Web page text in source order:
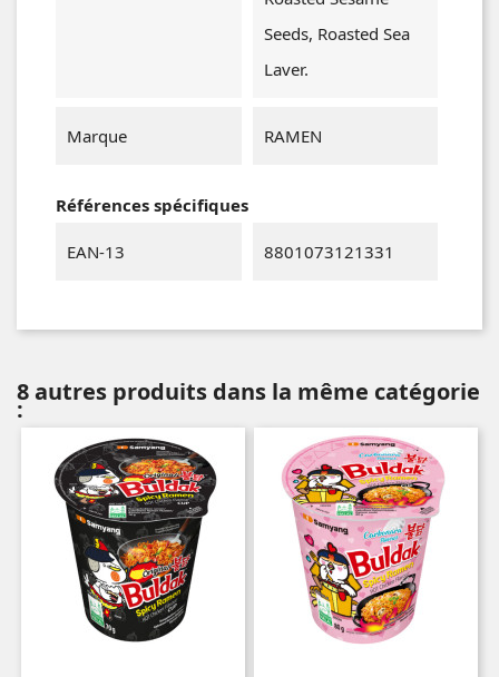
Seeds, Roasted Sea
Laver.
Marque RAMEN
Références spécifiques
EAN-13 8801073121331
8 autres produits dans la même catégorie
: